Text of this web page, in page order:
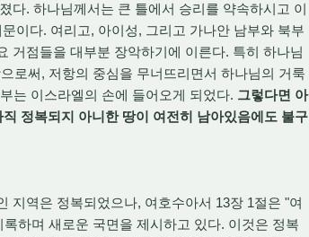
다. 하나님께서는 큰 틀에서 승리를 약속하시고 이
이다. 여리고, 아이성, 그리고 가나안 남부와 북부
거점들을 대부분 장악하기에 이른다. 특히 하나님
로써, 저항의 중심을 무너뜨리면서 하나님의 거룩
는 이스라엘의 손에 들어오게 되었다. 그렇다면 아
정복되지 아니한 땅이 여전히 남아있음에도 불구
지역은 정복되었으나, 여호수아서 13장 1절은 "여
하며 새로운 국면을 제시하고 있다. 이것은 정복